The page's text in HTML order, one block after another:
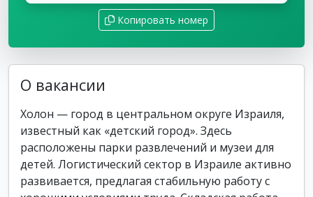
Копировать номер
О вакансии
Холон — город в центральном округе Израиля,
известный как «детский город». Здесь
расположены парки развлечений и музеи для
детей. Логистический сектор в Израиле активно
развивается, предлагая стабильную работу с